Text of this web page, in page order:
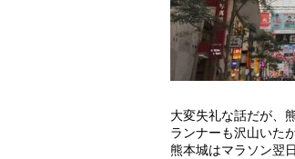
大変失礼な話だが、
ランナーも沢山いた
熊本城はマラソン翌